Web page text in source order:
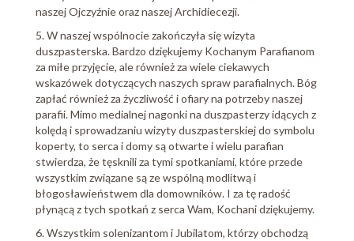
naszej Ojczyźnie oraz naszej Archidiecezji.
5. W naszej wspólnocie zakończyła się wizyta
duszpasterska. Bardzo dziękujemy Kochanym Parafianom
za miłe przyjęcie, ale również za wiele ciekawych
wskazówek dotyczących naszych spraw parafialnych. Bóg
zapłać również za życzliwość i ofiary na potrzeby naszej
parafii. Mimo medialnej nagonki na duszpasterzy idących z
kolędą i sprowadzaniu wizyty duszpasterskiej do symbolu
koperty, to serca i domy są otwarte i wielu parafian
stwierdza, że tęsknili za tymi spotkaniami, które przede
wszystkim związane są ze wspólną modlitwą i
błogosławieństwem dla domowników. I za tę radość
płynącą z tych spotkań z serca Wam, Kochani dziękujemy.
6. Wszystkim solenizantom i Jubilatom, którzy obchodzą